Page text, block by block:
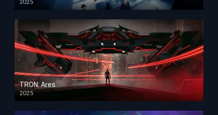
2025
HD 1080p
TRON: Ares
2025
HD 1080p